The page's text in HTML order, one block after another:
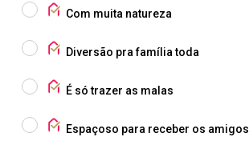
Com muita natureza
Diversão pra família toda
É só trazer as malas
Espaçoso para receber os amigos